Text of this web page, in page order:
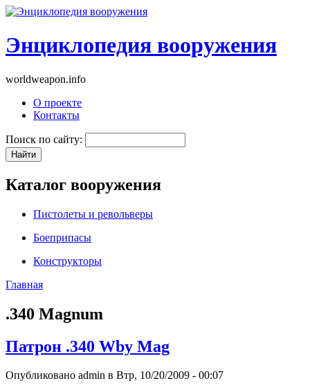
Энциклопедия вооружения
worldweapon.info
О проекте
Контакты
Поиск по сайту:
Каталог вооружения
Пистолеты и револьверы
Боеприпасы
Конструкторы
Главная
.340 Magnum
Патрон .340 Wby Mag
Опубликовано admin в Втр, 10/20/2009 - 00:07